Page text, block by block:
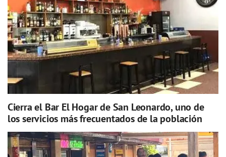
Cierra el Bar El Hogar de San Leonardo, uno de
los servicios más frecuentados de la población